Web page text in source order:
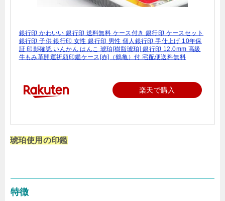
銀行印 かわいい 銀行印 送料無料 ケース付き 銀行印 ケースセット
銀行印 子供 銀行印 女性 銀行印 男性 個人銀行印 手仕上げ 10年保
証 印影確認 いんかん はんこ 琥珀[樹脂琥珀] 銀行印 12.0mm 高級
牛もみ革開運祈願印鑑ケース[赤]（鶴亀）付 宅配便送料無料
楽天で購入
琥珀使用の印鑑
特徴